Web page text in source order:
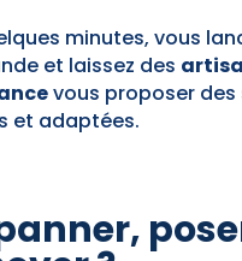
minutes, vous
et laissez des
vous proposer des
et adaptées.